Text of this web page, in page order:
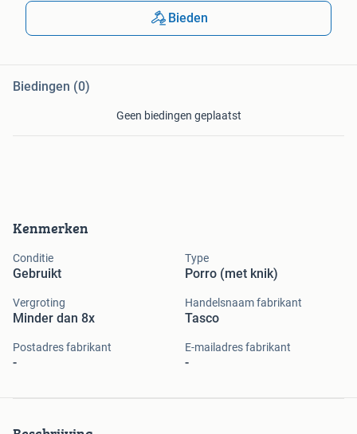
Kenmerken
Conditie
Gebruikt
Type
Porro (met knik)
Vergroting
Minder dan 8x
Handelsnaam fabrikant
Tasco
Postadres fabrikant
-
E-mailadres fabrikant
-
Bieden
Biedingen (0)
Geen biedingen geplaatst